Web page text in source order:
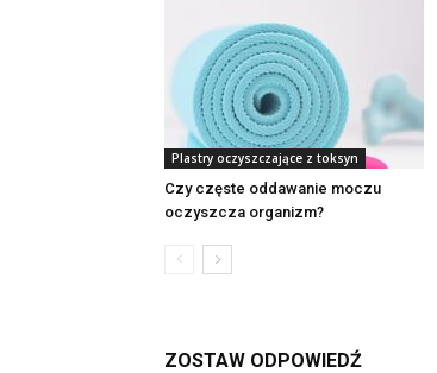
Plastry oczyszczające z toksyn
Czy częste oddawanie moczu
oczyszcza organizm?
ZOSTAW ODPOWIEDŹ